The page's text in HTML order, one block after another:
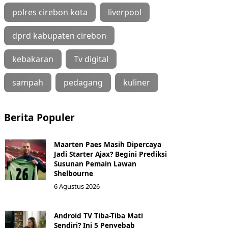
polres cirebon kota liverpool
dprd kabupaten cirebon
kebakaran Tv digital
sampah pedagang kuliner
Berita Populer
Maarten Paes Masih Dipercaya
Jadi Starter Ajax? Begini Prediksi
Susunan Pemain Lawan
Shelbourne
6 Agustus 2026
Android TV Tiba-Tiba Mati
Sendiri? Ini 5 Penyebab